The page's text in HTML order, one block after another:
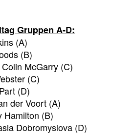
Gruppen A-D:
(A)
(B)
McGarry (C)
(C)
(D)
der Voort (A)
Hamilton (B)
Dobromyslova (D)